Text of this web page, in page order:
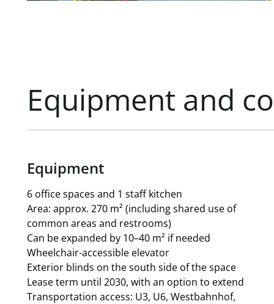
Equipment and
Equipment
6 office spaces and 1 staff kitchen
Area: approx. 270 m² (including shared use of
common areas and restrooms)
Can be expanded by 10–40 m² if needed
Wheelchair-accessible elevator
Exterior blinds on the south side of the space
Lease term until 2030, with an option to extend
Transportation access: U3, U6, Westbahnhof,